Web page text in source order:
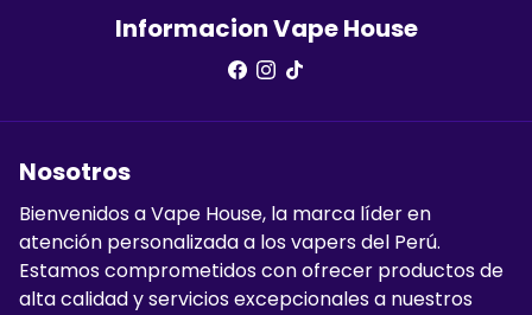
Informacion Vape House
Nosotros
Bienvenidos a Vape House, la marca líder en
atención personalizada a los vapers del Perú.
Estamos comprometidos con ofrecer productos de
alta calidad y servicios excepcionales a nuestros